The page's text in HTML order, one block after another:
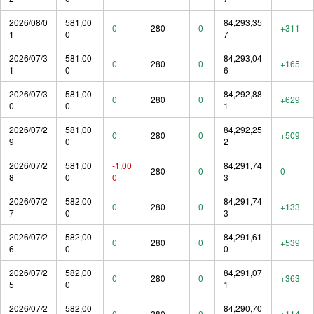
2026/08/0
1
581,00
0
0 280 0
84,293,35
7
+311
2026/07/3
1
581,00
0
0 280 0
84,293,04
6
+165
2026/07/3
0
581,00
0
0 280 0
84,292,88
1
+629
2026/07/2
9
581,00
0
0 280 0
84,292,25
2
+509
2026/07/2
8
581,00
0
-1,00
0
280 0
84,291,74
3
0
2026/07/2
7
582,00
0
0 280 0
84,291,74
3
+133
2026/07/2
6
582,00
0
0 280 0
84,291,61
0
+539
2026/07/2
5
582,00
0
0 280 0
84,291,07
1
+363
2026/07/2 582,00 84,290,70